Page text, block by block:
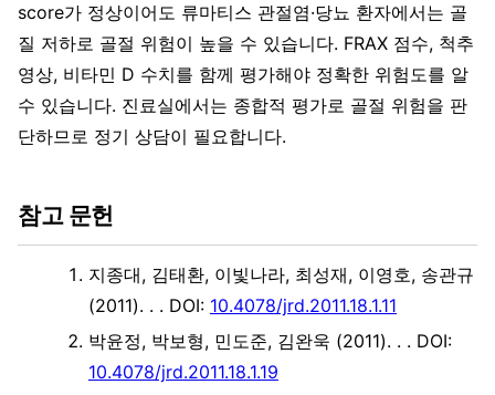
score가 정상이어도 류마티스 관절염·당뇨 환자에서는 골
질 저하로 골절 위험이 높을 수 있습니다. FRAX 점수, 척추
영상, 비타민 D 수치를 함께 평가해야 정확한 위험도를 알
수 있습니다. 진료실에서는 종합적 평가로 골절 위험을 판
단하므로 정기 상담이 필요합니다.
참고 문헌
지종대, 김태환, 이빛나라, 최성재, 이영호, 송관규
(2011). . . DOI: 10.4078/jrd.2011.18.1.11
박윤정, 박보형, 민도준, 김완욱 (2011). . . DOI:
10.4078/jrd.2011.18.1.19